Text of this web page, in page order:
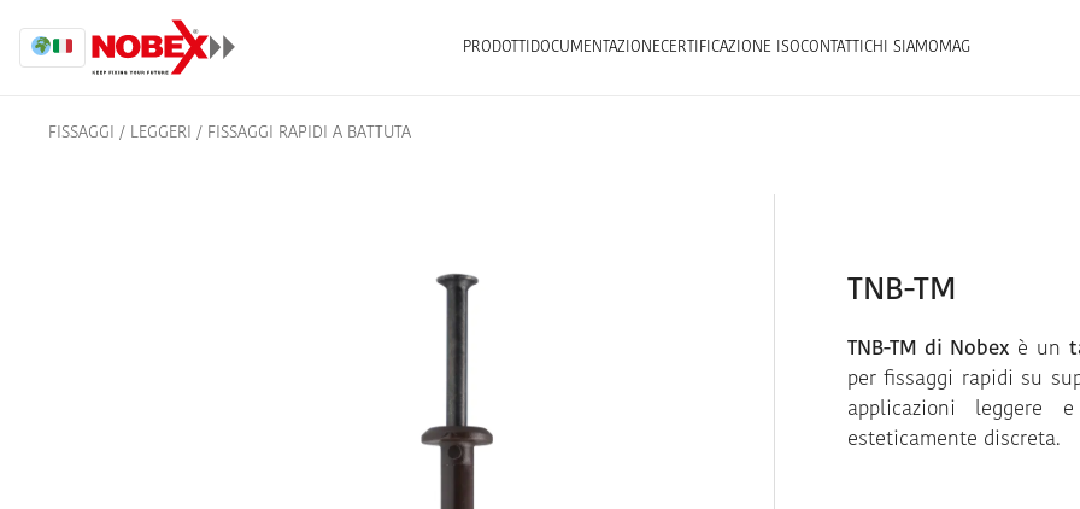
PRODOTTI DOCUMENTAZIONECERTIFICAZIONE ISOCONTATTICHI SIAMO MAG
FISSAGGI / LEGGERI / FISSAGGI RAPIDI A BATTUTA
TNB-TM
TNB-TM di Nobexè un
per fissaggi rapidi su
applicazioni leggere
esteticamente discreta.